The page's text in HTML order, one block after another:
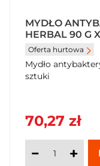
MYDŁO
HERBAL 90 G
Oferta hurtowa
Mydło
sztuki
70,27 zł